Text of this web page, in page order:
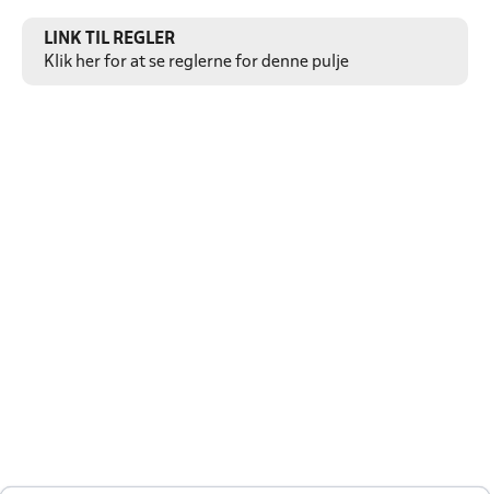
LINK TIL REGLER
Klik her for at se reglerne for denne pulje